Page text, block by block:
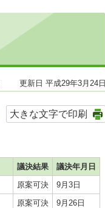
更新日 平成29年3月24日
大きな文字で印刷
議決結果
議決年月日
原案可決
9月3日
原案可決
9月26日